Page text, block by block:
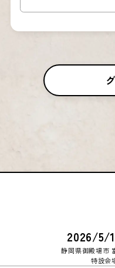
2026/5/
静岡県御殿場市
特設会